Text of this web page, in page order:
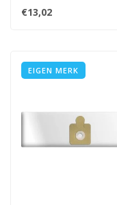
€13,02
EIGEN MERK